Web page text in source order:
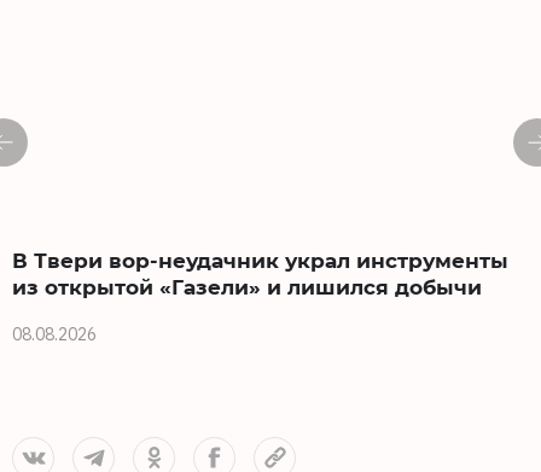
В Твери вор-неудачник украл инструменты
из открытой «Газели» и лишился добычи
08.08.2026